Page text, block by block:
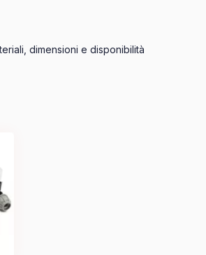
dimensioni e disponibilità